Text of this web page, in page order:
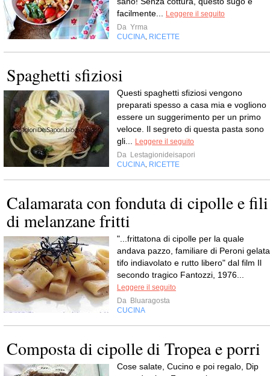
facilmente...
Leggere il seguito
Da Yrma
CUCINA RICETTE
Spaghetti sfiziosi
Questi spaghetti sfiziosi vengono
preparati spesso a casa mia e vogliono
essere un suggerimento per un primo
veloce. Il segreto di questa pasta sono
gli...
Leggere il seguito
Da Lestagionideisapori
CUCINA RICETTE
Calamarata con fonduta di cipolle e fili
di melanzane fritti
"...frittatona di cipolle per la quale
andava pazzo, familiare di Peroni
tifo indiavolato e rutto libero" dal film Il
secondo tragico Fantozzi, 1976...
Leggere il seguito
Da Bluaragosta
CUCINA
Composta di cipolle di Tropea e porri
Cose salate, Cucino e poi regalo, Dip